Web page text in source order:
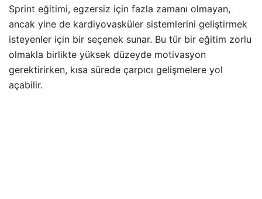
Sprint eğitimi, egzersiz için fazla zamanı olmayan,
ancak yine de kardiyovasküler sistemlerini geliştirmek
isteyenler için bir seçenek sunar. Bu tür bir eğitim zorlu
olmakla birlikte yüksek düzeyde motivasyon
gerektirirken, kısa sürede çarpıcı gelişmelere yol
açabilir.